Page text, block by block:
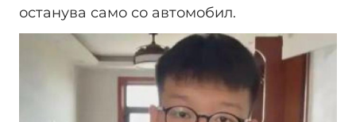
останува само со автомобил.